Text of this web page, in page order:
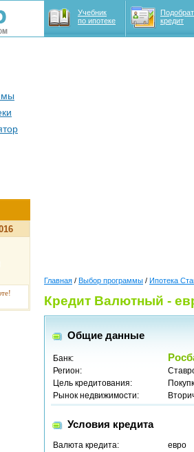
Учебник
по ипотеке
кредит
Главная / Выбор программы / Ипотека
Кредит Валютный -
Общие данные
Банк:
Регион:
Цель кредитования:
Рынок недвижимости:
Условия кредита
Валюта кредита:
евро